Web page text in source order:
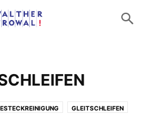
GLEITSCHLEIFEN